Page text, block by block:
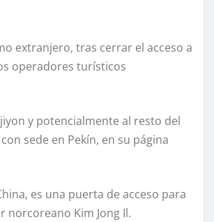
extranjero, tras cerrar el acceso a
operadores turísticos
y potencialmente al resto del
sede en Pekín, en su página
es una puerta de acceso para
Kim Jong Il.